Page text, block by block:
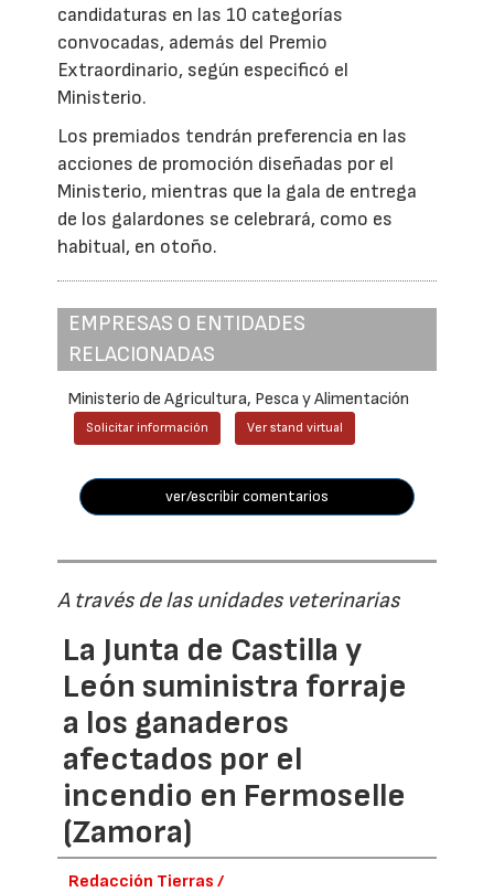
candidaturas en las 10 categorías
convocadas, además del Premio
Extraordinario, según especificó el
Ministerio.
Los premiados tendrán preferencia en las
acciones de promoción diseñadas por el
Ministerio, mientras que la gala de entrega
de los galardones se celebrará, como es
habitual, en otoño.
EMPRESAS O ENTIDADES
RELACIONADAS
Ministerio de Agricultura, Pesca y Alimentación
Solicitar información Ver stand virtual
ver/escribir comentarios
A través de las unidades veterinarias
La Junta de Castilla y
León suministra forraje
a los ganaderos
afectados por el
incendio en Fermoselle
(Zamora)
Redacción Tierras /